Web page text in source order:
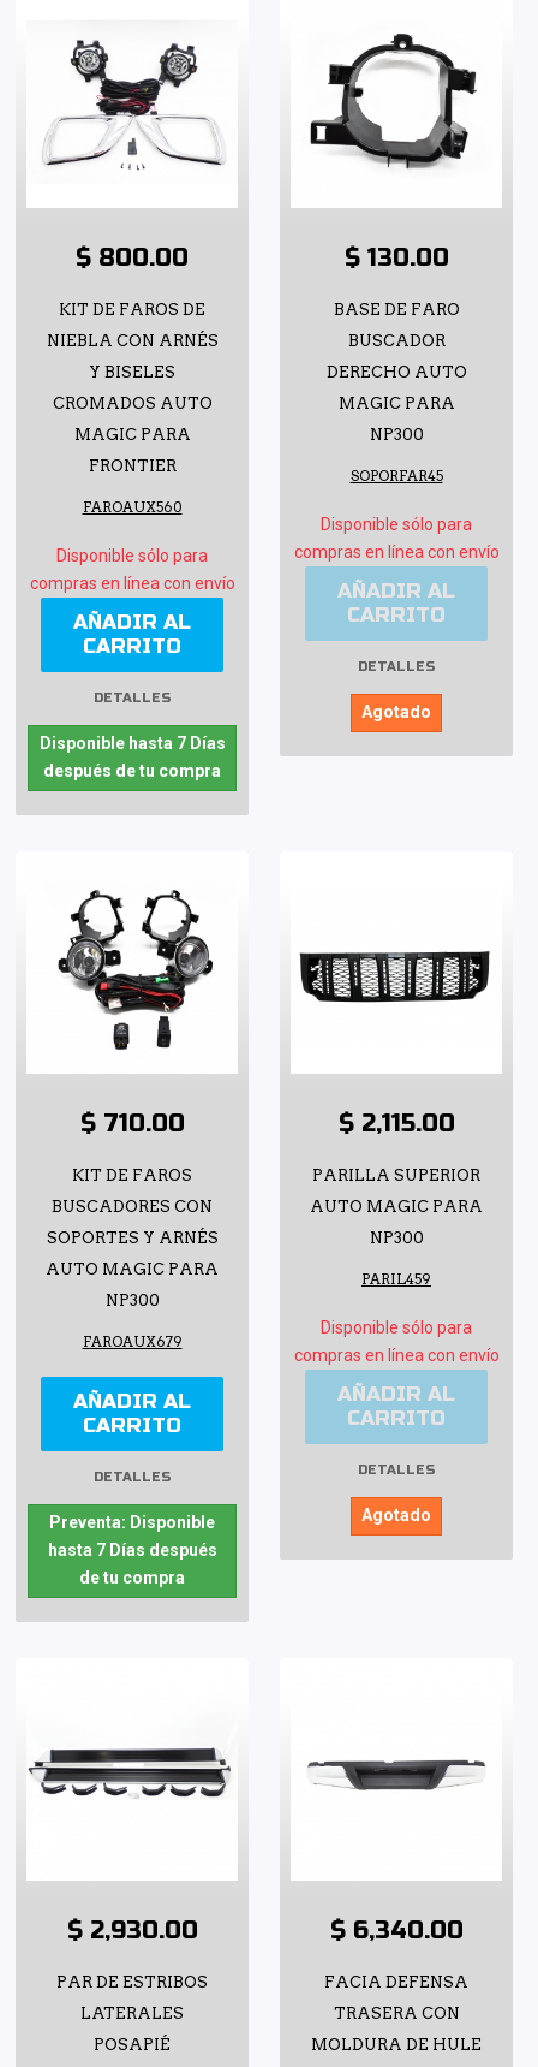
$ 800.00
KIT DE FAROS DE
NIEBLA CON ARNÉS
Y BISELES
CROMADOS AUTO
MAGIC PARA
FRONTIER
FAROAUX560
Disponible sólo para
compras en línea con envío
AÑADIR AL
CARRITO
DETALLES
Disponible hasta 7 Días
después de tu compra
$ 130.00
BASE DE FARO
BUSCADOR
DERECHO AUTO
MAGIC PARA
NP300
SOPORFAR45
Disponible sólo para
compras en línea con envío
AÑADIR AL
CARRITO
DETALLES
Agotado
$ 710.00
KIT DE FAROS
BUSCADORES CON
SOPORTES Y ARNÉS
AUTO MAGIC PARA
NP300
FAROAUX679
AÑADIR AL
CARRITO
DETALLES
Preventa: Disponible
hasta 7 Días después
de tu compra
$ 2,115.00
PARILLA SUPERIOR
AUTO MAGIC PARA
NP300
PARIL459
Disponible sólo para
compras en línea con envío
AÑADIR AL
CARRITO
DETALLES
Agotado
$ 2,930.00
PAR DE ESTRIBOS
LATERALES
POSAPIÉ
$ 6,340.00
FACIA DEFENSA
TRASERA CON
MOLDURA DE HULE